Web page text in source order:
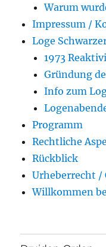
Warum
Impressum /
Loge
1973
Gründung
Info zum
Programm
Rechtliche
Rückblick
Urheberrecht /
Willkommen